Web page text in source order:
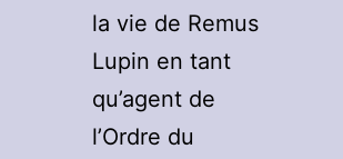
la vie de Remus
Lupin en tant
qu’agent de
l’Ordre du